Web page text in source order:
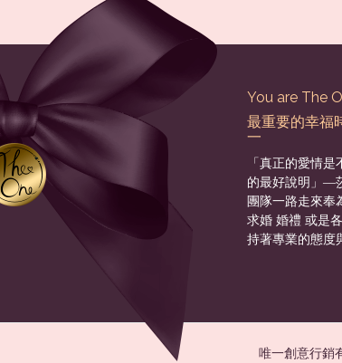
You are The
最重要的幸福
一
「真正的愛情
的最好說明」––
團隊一路走來奉
求婚 婚禮 或是
持著專業的態度
唯一創意行銷